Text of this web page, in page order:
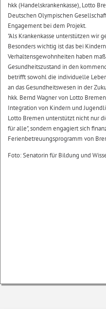
hkk (Handelskrankenkasse), Lotto
Deutschen Olympischen
Engagement bei dem Projekt.
"Als Krankenkasse unterstützen wir
Besonders wichtig ist das bei
Verhaltensgewohnheiten haben
Gesundheitszustand in den
betrifft sowohl die individuelle
an das Gesundheitswesen in der
hkk. Bernd Wagner von Lotto
Integration von Kindern und
Lotto Bremen unterstützt nicht nur
für alle", sondern engagiert sich
Ferienbetreuungsprogramm von
Foto: Senatorin für Bildung und